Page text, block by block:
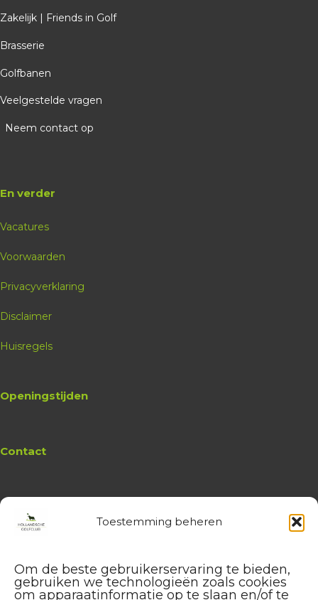
Toestemming beheren
Om de beste gebruikerservaring te bieden,
gebruiken we technologieën zoals cookies
om apparaatinformatie op te slaan en/of te
Spelen va ongelijke liggingen, hcp 45 en lager
09:00
€ 16,25
Chippen, beginners - tot hcp 45
themales
De Breuninkhof
04-09-2026
13:00
Zakelijk | Friends in Golf
Brasserie
Golfbanen
Veelgestelde vragen
Neem contact op
En verder
Vacatures
Voorwaarden
Privacyverklaring
Disclaimer
Huisregels
Openingstijden
Contact
WebsiteHollandsche Golfclub
administratie
service@hollandschegolfclub.nl